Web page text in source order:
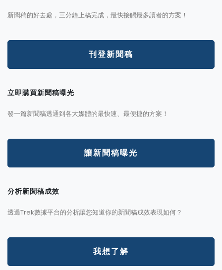
新聞稿的好去處，三分鐘上稿完成，最快接觸最多讀者的方案！
刊登新聞稿
立即購買新聞稿曝光
發一篇新聞稿透通到各大媒體的最快速、最便捷的方案！
讓新聞稿曝光
分析新聞稿成效
透過Trek數據平台的分析讓您知道你的新聞稿成效表現如何？
我想了解